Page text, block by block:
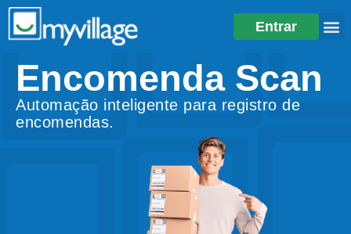
Entrar
Encomenda Scan
Automação inteligente para registro de
encomendas.